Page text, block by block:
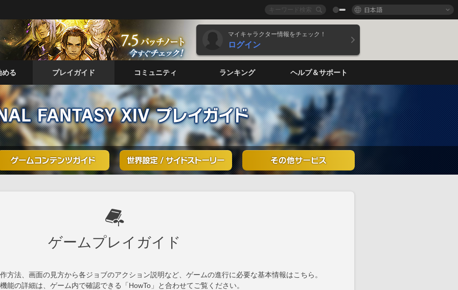
日本語
マイキャラクター情報をチェック！
ログイン
める プレイガイド コミュニティ ランキング ヘルプ＆サポート
ゲームプレイガイド
方法、画面の見方から各ジョブのアクション説明など、ゲームの進行に必要な基本情報はこちら。
能の詳細は、ゲーム内で確認できる「HowTo」と合わせてご覧ください。